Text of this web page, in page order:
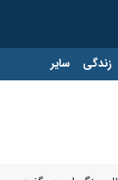
زندگی سایر